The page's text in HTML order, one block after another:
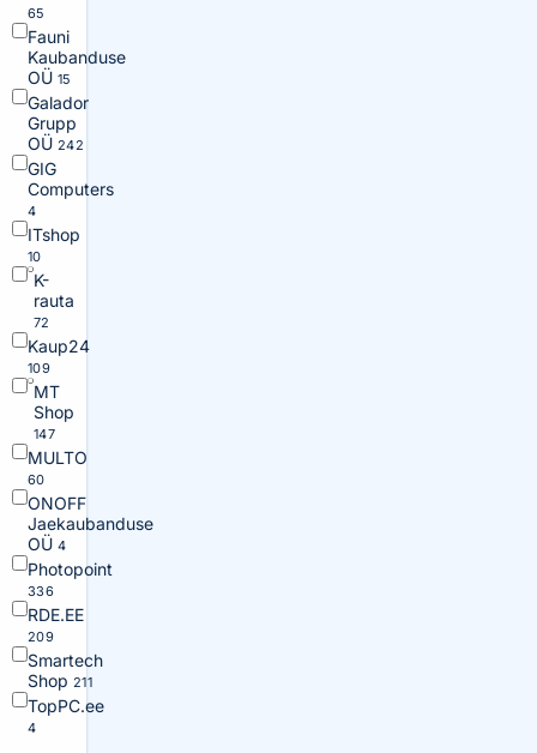
65
Fauni
Kaubanduse
OÜ 15
Galador
Grupp
OÜ 242
GIG
Computers
4
ITshop
10
K-
rauta
72
Kaup24
109
MT
Shop
147
MULTO
60
ONOFF
Jaekaubanduse
OÜ 4
Photopoint
336
RDE.EE
209
Smartech
Shop 211
TopPC.ee
4